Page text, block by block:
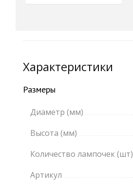
Характеристики
Размеры
Диаметр (мм)
Высота (мм)
Количество лампочек (шт)
Артикул